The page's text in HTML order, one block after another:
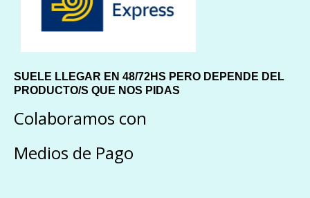
SUELE LLEGAR EN 48/72HS PERO DEPENDE DEL
PRODUCTO/S QUE NOS PIDAS
Colaboramos con
Medios de Pago